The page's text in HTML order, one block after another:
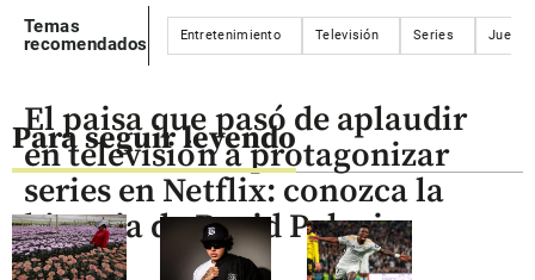
Temas
recomendados
Entretenimiento Televisión Series Juego
Para seguir leyendo
El paisa que pasó de aplaudir
en televisión a protagonizar
series en Netflix: conozca la
historia de David Palacio